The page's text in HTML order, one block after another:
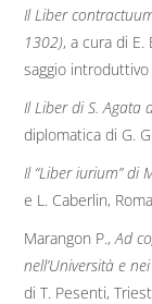
Il Liber
1302), a cura di E.
saggio introduttivo
Il Liber di S. Agata
diplomatica di G.
Il “Liber iurium” di
e L. Caberlin,
Marangon P.,Ad
nell’Università e
di T. Pesenti,